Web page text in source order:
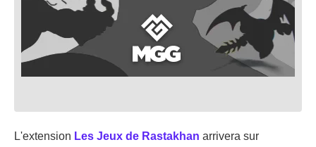
L'extension Les Jeux de Rastakhan arrivera sur